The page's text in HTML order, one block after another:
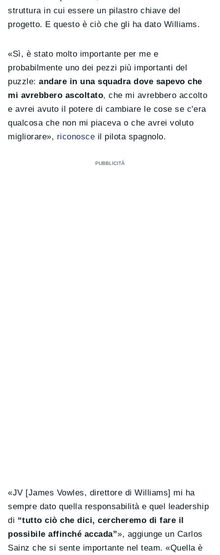
struttura in cui essere un pilastro chiave del
progetto. E questo è ciò che gli ha dato Williams.
«Sì, è stato molto importante per me e
probabilmente uno dei pezzi più importanti del
puzzle:andare in una squadra dove sapevo che
mi avrebbero ascoltato, che mi avrebbero accolto
e avrei avuto il potere di cambiare le cose se c'era
qualcosa che non mi piaceva o che avrei voluto
migliorare», riconosce il pilota spagnolo.
«JV [James Vowles, direttore di Williams] mi ha
sempre dato quella responsabilità e quel leadership
di “tutto ciò che dici, cercheremo di fare il
possibile affinché accada”», aggiunge un Carlos
Sainz che si sente importante nel team. «Quella è